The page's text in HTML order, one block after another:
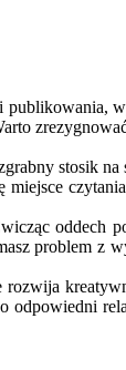
publikowania,
stosik na
miejsce
oddech
problem z
odpowiedni